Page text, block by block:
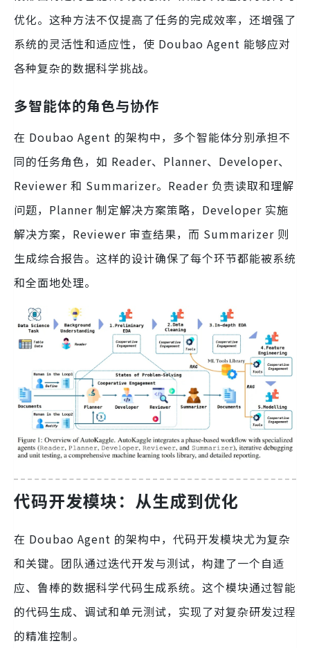
优化。这种方法不仅提高了任务的完成效率，还增强了
系统的灵活性和适应性，使 Doubao Agent 能够应对
各种复杂的数据科学挑战。
多智能体的角色与协作
在 Doubao Agent 的架构中，多个智能体分别承担不
同的任务角色，如 Reader、Planner、Developer、
Reviewer 和 Summarizer。Reader 负责读取和理解
问题，Planner 制定解决方案策略，Developer 实施
解决方案，Reviewer 审查结果，而 Summarizer 则
生成综合报告。这样的设计确保了每个环节都能被系统
和全面地处理。
代码开发模块：从生成到优化
在 Doubao Agent 的架构中，代码开发模块尤为复杂
和关键。团队通过迭代开发与测试，构建了一个自适
应、鲁棒的数据科学代码生成系统。这个模块通过智能
的代码生成、调试和单元测试，实现了对复杂研发过程
的精准控制。